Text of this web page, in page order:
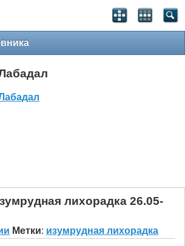
лихорадка 26.05-
Метки: изумрудная лихорадка